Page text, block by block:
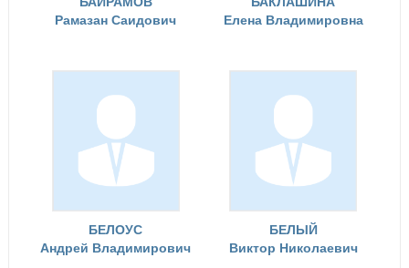
Рамазан Саидович
Елена Владимировна
БЕЛОУС
Андрей Владимирович
БЕЛЫЙ
Виктор Николаевич